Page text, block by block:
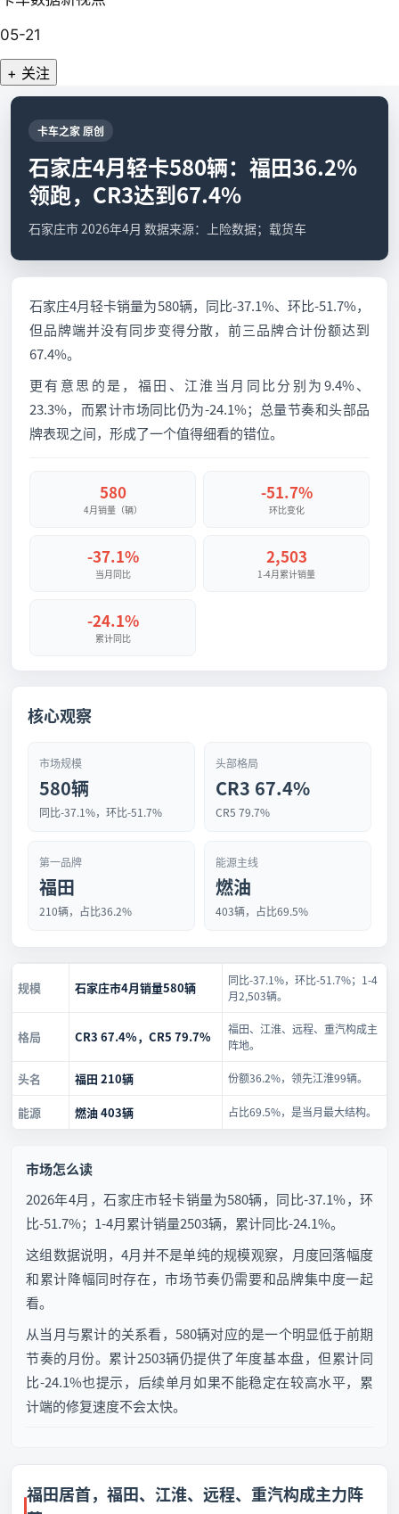
05-21
+ 关注
卡车之家 原创
石家庄4月轻卡580辆：福田36.2%
领跑，CR3达到67.4%
石家庄市 2026年4月 数据来源：上险数据；载货车
石家庄4月轻卡销量为580辆，同比-37.1%、环比-51.7%，
但品牌端并没有同步变得分散，前三品牌合计份额达到
67.4%。
更有意思的是，福田、江淮当月同比分别为9.4%、
23.3%，而累计市场同比仍为-24.1%；总量节奏和头部品
牌表现之间，形成了一个值得细看的错位。
580
4月销量（辆）
-51.7%
环比变化
-37.1%
当月同比
2,503
1-4月累计销量
-24.1%
累计同比
核心观察
市场规模
580辆
同比-37.1%，环比-51.7%
头部格局
CR3 67.4%
CR5 79.7%
第一品牌
福田
210辆，占比36.2%
能源主线
燃油
403辆，占比69.5%
规模 石家庄市4月销量580辆
同比-37.1%，环比-51.7%；1-4
月2,503辆。
格局 CR3 67.4%，CR5 79.7%
福田、江淮、远程、重汽构成主
阵地。
头名 福田 210辆 份额36.2%，领先江淮99辆。
能源 燃油 403辆 占比69.5%，是当月最大结构。
市场怎么读
2026年4月，石家庄市轻卡销量为580辆，同比-37.1%，环
比-51.7%；1-4月累计销量2503辆，累计同比-24.1%。
这组数据说明，4月并不是单纯的规模观察，月度回落幅度
和累计降幅同时存在，市场节奏仍需要和品牌集中度一起
看。
从当月与累计的关系看，580辆对应的是一个明显低于前期
节奏的月份。累计2503辆仍提供了年度基本盘，但累计同
比-24.1%也提示，后续单月如果不能稳定在较高水平，累
计端的修复速度不会太快。
福田居首，福田、江淮、远程、重汽构成主力阵